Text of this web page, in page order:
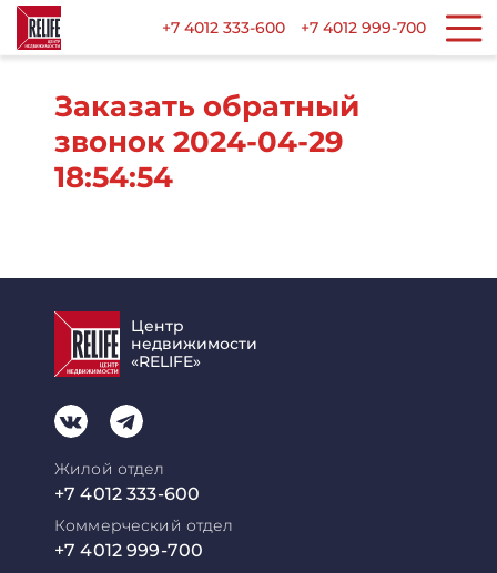
+7 4012 333-600 +7 4012 999-700
Заказать обратный
звонок 2024-04-29
18:54:54
Центр
недвижимости
«RELIFE»
Жилой отдел
+7 4012 333-600
Коммерческий отдел
+7 4012 999-700